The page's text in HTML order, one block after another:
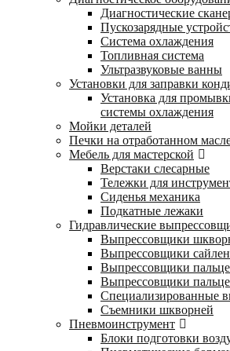
Диагностические
Пускозарядные
Система охлаждения
Топливная система
Ультразвуковые ванны
Установки для заправки
Установка для
системы охлаждения
Мойки деталей
Печки на отработанном
Мебель для мастерской
Верстаки слесарные
Тележки для
Сиденья механика
Подкатные лежаки
Гидравлические
Выпрессовщики
Выпрессовщики
Выпрессовщики
Выпрессовщики
Специализированные
Cъемники шкворней
Пневмоинструмент
Блоки подготовки